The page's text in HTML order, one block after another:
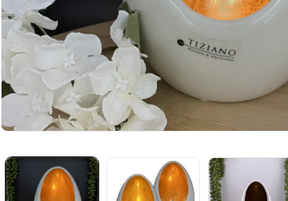
in
Modal
öffnen